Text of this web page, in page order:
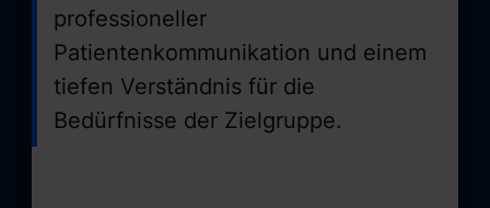
professioneller
Patientenkommunikation und einem
tiefen Verständnis für die
Bedürfnisse der Zielgruppe.